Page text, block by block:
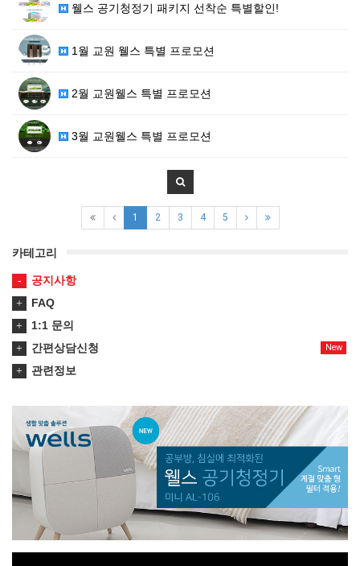
웰스 공기청정기 패키지 선착순 특별할인!
1월 교원 웰스 특별 프로모션
2월 교원웰스 특별 프로모션
3월 교원웰스 특별 프로모션
1 2 3 4 5
카테고리
공지사항
FAQ
1:1 문의
New
간편상담신청
관련정보